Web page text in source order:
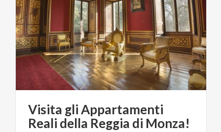
Visita gliAppartamenti
Reali della Reggia di Monza!